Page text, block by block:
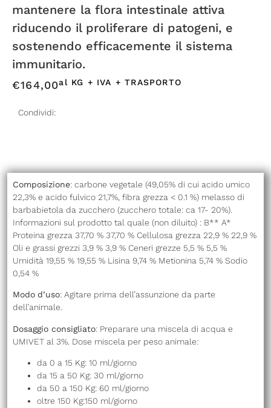
mantenere la flora intestinale attiva
riducendo il proliferare di patogeni, e
sostenendo efficacemente il sistema
immunitario.
€164,00al KG + IVA + TRASPORTO
Condividi:
Composizione: carbone vegetale (49,05% di cui acido umico
22,3% e acido fulvico 21,7%, fibra grezza < 0.1 %) melasso di
barbabietola da zucchero (zucchero totale: ca 17- 20%).
Informazioni sul prodotto tal quale (non diluito) : B** A*
Proteina grezza 37,70 % 37,70 % Cellulosa grezza 22,9 % 22,9 %
Oli e grassi grezzi 3,9 % 3,9 % Ceneri grezze 5,5 % 5,5 %
Umidità 19,55 % 19,55 % Lisina 9,74 % Metionina 5,74 % Sodio
0,54 %
Modo d’uso: Agitare prima dell’assunzione da parte
dell’animale.
Dosaggio consigliato: Preparare una miscela di acqua e
UMIVET al 3%. Dose miscela per peso animale:
da 0 a 15 Kg: 10 ml/giorno
da 15 a 50 Kg: 30 ml/giorno
da 50 a 150 Kg: 60 ml/giorno
oltre 150 Kg:150 ml/giorno